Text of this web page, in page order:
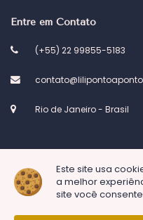
Este site usa
a melhor
site você
Entre em Contato
(+55) 22 99855-5183
Rio de Janeiro - Brasil
© 2023 Atelier Lili ponto a ponto.